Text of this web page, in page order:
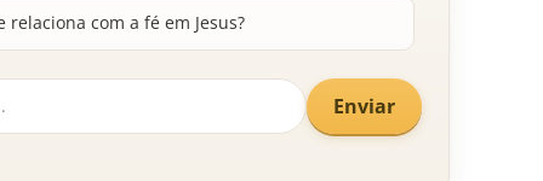
com a fé em Jesus?
Enviar